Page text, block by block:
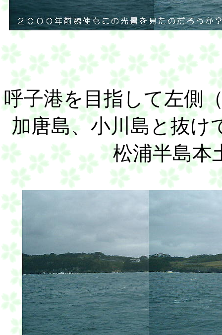
呼子港を目指して左側
加唐島、小川島と抜
松浦半島本